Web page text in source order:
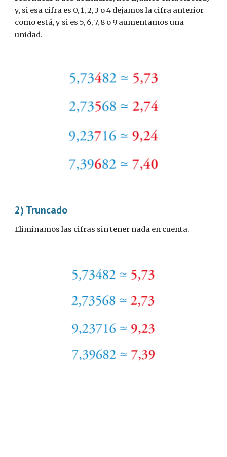
y, si esa cifra es 0, 1, 2, 3 o 4 dejamos la cifra anterior
como está, y si es 5, 6, 7, 8 o 9 aumentamos una
unidad.
2) Truncado
Eliminamos las cifras sin tener nada en cuenta.